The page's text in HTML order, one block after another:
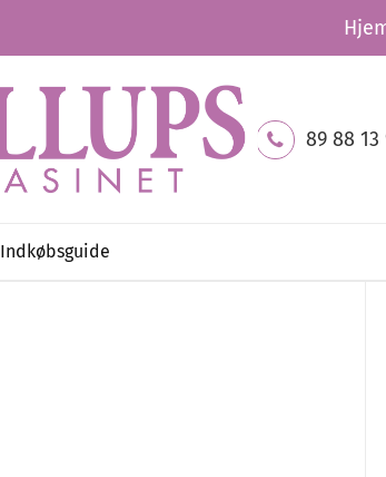
89 88 13
Indkøbsguide